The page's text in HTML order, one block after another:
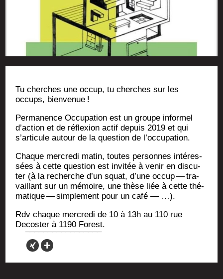
Tu cherches une occup, tu cherches sur les
occups, bien­ve­nue !
Per­ma­nence Occu­pa­tion est un groupe infor­mel
d’action et de réflexion actif depuis 2019 et qui
s’articule autour de la ques­tion de l’occupation.
Chaque mer­cre­di matin, toutes per­sonnes inté­res­
sées à cette ques­tion est invi­tée à venir en dis­cu­
ter (à la recherche d’un squat, d’une occup — tra­
vaillant sur un mémoire, une thèse liée à cette thé­
ma­tique — sim­ple­ment pour un café — …).
Rdv chaque mer­cre­di de 10 à 13h au 110 rue
Decos­ter à 1190 Forest.